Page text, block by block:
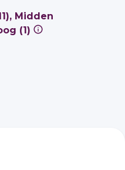
(14), Hoog (1)